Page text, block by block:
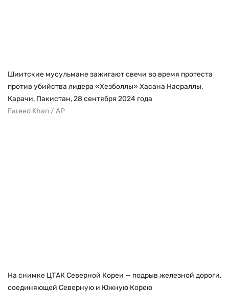
Шиитские мусульмане зажигают свечи во время протеста
против убийства лидера «Хезболлы» Хасана Насраллы,
Карачи, Пакистан, 28 сентября 2024 года
Fareed Khan / AP
На снимке ЦТАК Северной Кореи — подрыв железной дороги,
соединяющей Северную и Южную Корею